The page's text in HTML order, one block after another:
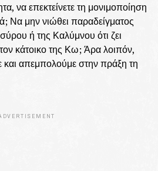
να επεκτείνετε τη μονιμοποίηση
Να μην νιώθει παραδείγματος
ή της Καλύμνου ότι ζει
κάτοικο της Κω; Άρα λοιπόν,
και απεμπολούμε στην πράξη τη